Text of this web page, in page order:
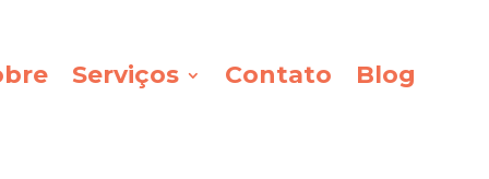
Serviços Contato Blog